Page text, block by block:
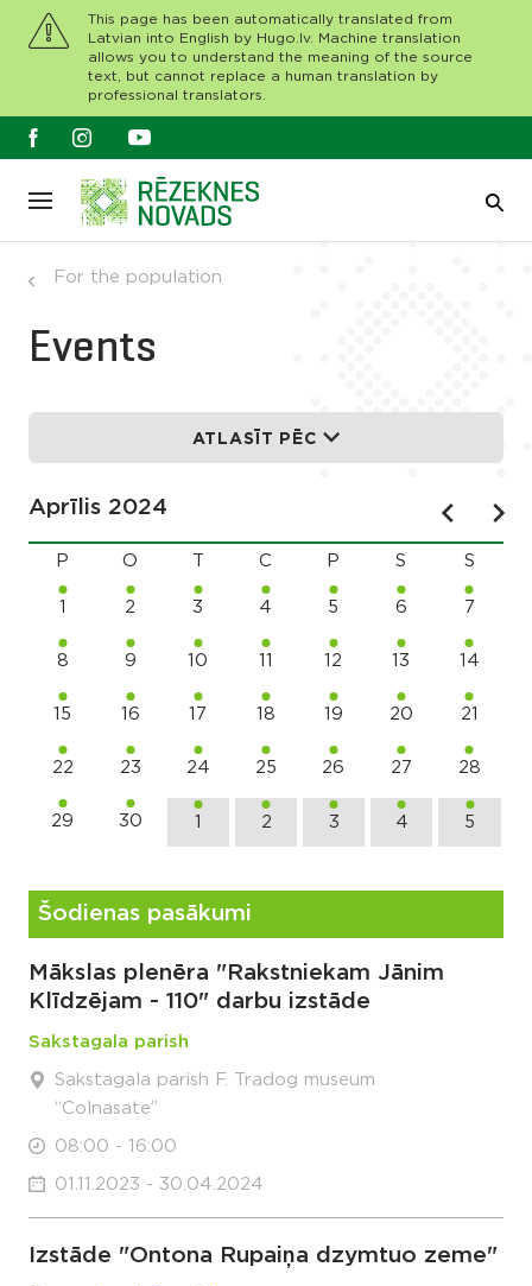
This page has been automatically translated from
Latvian into English by Hugo.lv. Machine translation
allows you to understand the meaning of the source
text, but cannot replace a human translation by
professional translators.
For the population
Events
ATLASĪT PĒC
Aprīlis 2024
P O C P S S
1 2 3 4 5 6 7
8 9 10 11 12 13 14
15 16 17 18 19 20 21
22 23 24 25 26 27 28
29 30 1 2 3 4 5
Šodienas pasākumi
Mākslas plenēra "Rakstniekam Jānim
Klīdzējam - 110" darbu izstāde
Sakstagala parish
Sakstagala parish F. Tradog museum
“Colnasate”
08:00 - 16:00
01.11.2023 - 30.04.2024
Izstāde "Ontona Rupaiņa dzymtuo zeme"